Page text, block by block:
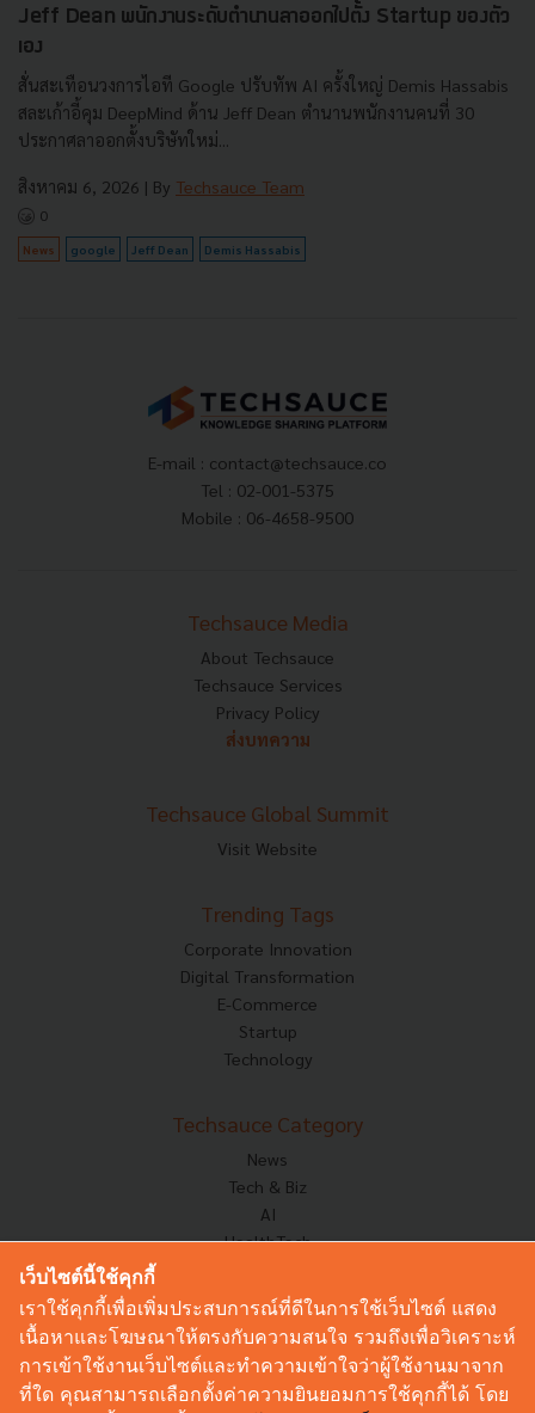
Jeff Dean พนักงานระดับตำนานลาออกไปตั้ง Startup ของตัว
เอง
สั่นสะเทือนวงการไอที Google ปรับทัพ AI ครั้งใหญ่ Demis Hassabis
สละเก้าอี้คุม DeepMind ด้าน Jeff Dean ตำนานพนักงานคนที่ 30
ประกาศลาออกตั้งบริษัทใหม่...
สิงหาคม 6, 2026 | By Techsauce Team
0
News google Jeff Dean Demis Hassabis
E-mail : contact@techsauce.co
Tel : 02-001-5375
Mobile : 06-4658-9500
Techsauce Media
About Techsauce
Techsauce Services
Privacy Policy
ส่งบทความ
Techsauce Global Summit
Visit Website
Trending Tags
Corporate Innovation
Digital Transformation
E-Commerce
Startup
Technology
Techsauce Category
News
Tech & Biz
AI
HealthTech
Corp Innov
Saucy Thoughts
Sustainable
Videos
เว็บไซต์นี้ใช้คุกกี้
เราใช้คุกกี้เพื่อเพิ่มประสบการณ์ที่ดีในการใช้เว็บไซต์ แสดง
เนื้อหาและโฆษณาให้ตรงกับความสนใจ รวมถึงเพื่อวิเคราะห์
การเข้าใช้งานเว็บไซต์และทำความเข้าใจว่าผู้ใช้งานมาจาก
ที่ใด คุณสามารถเลือกตั้งค่าความยินยอมการใช้คุกกี้ได้ โดย